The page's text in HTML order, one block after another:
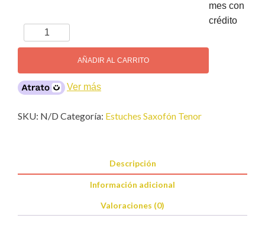
BAM
Trekking
Sax
Tenor
AÑADIR AL CARRITO
mes con
crédito
Ver más
SKU: N/D Categoría: Estuches Saxofón Tenor
Descripción
Información adicional
Valoraciones (0)